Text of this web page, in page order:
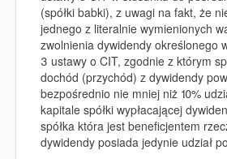
(spółki babki), z uwagi na fakt, że
jednego z literalnie wymienionych
zwolnienia dywidendy określonego
3 ustawy o CIT, zgodnie z którym
dochód (przychód) z dywidendy
bezpośrednio nie mniej niż 10%
kapitale spółki wypłacającej
spółka która jest beneficjentem
dywidendy posiada jedynie udział